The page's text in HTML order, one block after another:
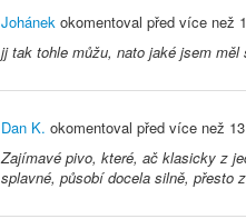
Johánek okomentoval před více než
jj tak tohle můžu, nato jaké jsem
Dan K. okomentoval před více než
Zajímavé pivo, které, ač klasicky z
splavné, působí docela silně, přesto